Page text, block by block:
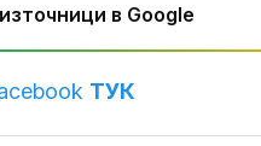
в Google
ТУК